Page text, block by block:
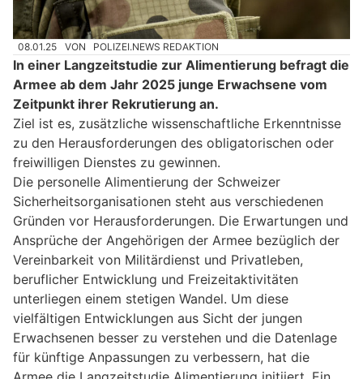
08.01.25 VON POLIZEI.NEWS REDAKTION
In einer Langzeitstudie zur Alimentierung befragt die
Armee ab dem Jahr 2025 junge Erwachsene vom
Zeitpunkt ihrer Rekrutierung an.
Ziel ist es, zusätzliche wissenschaftliche Erkenntnisse
zu den Herausforderungen des obligatorischen oder
freiwilligen Dienstes zu gewinnen.
Die personelle Alimentierung der Schweizer
Sicherheitsorganisationen steht aus verschiedenen
Gründen vor Herausforderungen. Die Erwartungen und
Ansprüche der Angehörigen der Armee bezüglich der
Vereinbarkeit von Militärdienst und Privatleben,
beruflicher Entwicklung und Freizeitaktivitäten
unterliegen einem stetigen Wandel. Um diese
vielfältigen Entwicklungen aus Sicht der jungen
Erwachsenen besser zu verstehen und die Datenlage
für künftige Anpassungen zu verbessern, hat die